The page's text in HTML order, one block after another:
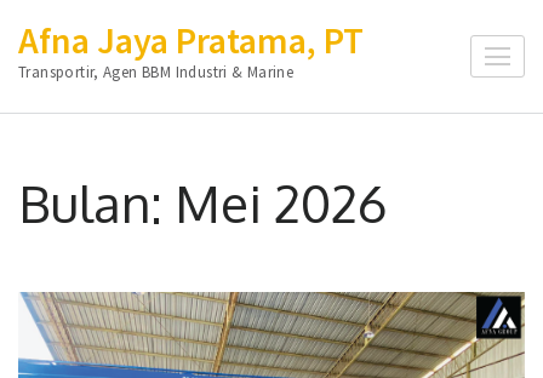
ke
konten
(Tekan
Afna Jaya Pratama, PT
Transportir, Agen BBM Industri & Marine
Bulan: Mei 2026